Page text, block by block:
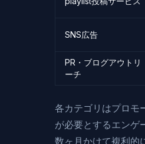
SNS広告
PR・ブログアウトリ
ーチ
各カテゴリはプロモ
が必要とするエンゲ
数ヶ月かけて複利的